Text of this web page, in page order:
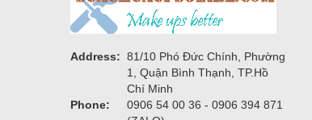
Address: 81/10 Phó Đức Chính, Phường
1, Quận Bình Thạnh, TP.Hồ
Chí Minh
Phone:
0906 54 00 36 - 0906 394 871